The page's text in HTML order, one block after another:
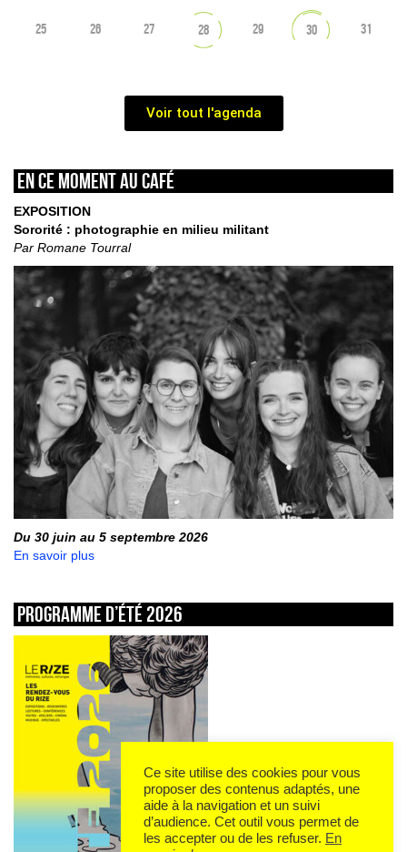
25 26 27 28 29 30 31
Voir tout l'agenda
En ce moment au café
EXPOSITION
Sororité : photographie en milieu militant
Par Romane Tourral
Du 30 juin au 5 septembre 2026
En savoir plus
Programme d’été 2026
Ce site utilise des cookies pour vous
proposer des contenus adaptés, une
aide à la navigation et un suivi
d’audience. Cet outil vous permet de
les accepter ou de les refuser. En